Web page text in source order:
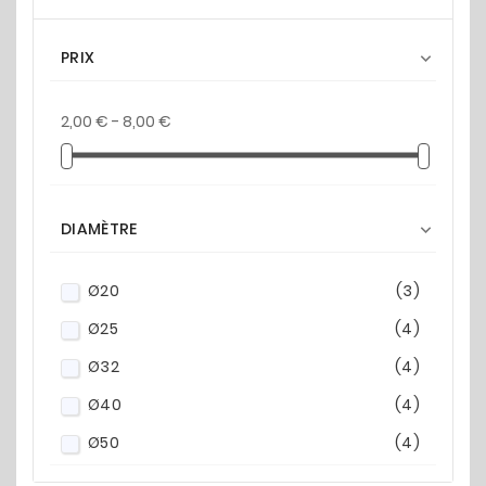
PRIX 
2,00 € - 8,00 €
DIAMÈTRE 
Ø20
(3)
Ø25
(4)
Ø32
(4)
Ø40
(4)
Ø50
(4)
Ø63
(4)